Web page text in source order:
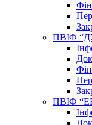
ПВІФ
ПВІФ